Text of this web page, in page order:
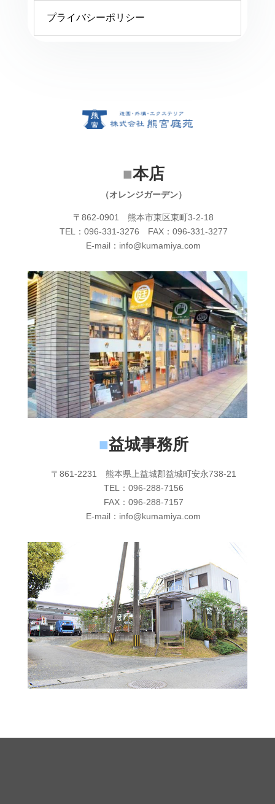
プライバシーポリシー
■本店
（オレンジガーデン）
〒862-0901 熊本市東区東町3-2-18
TEL：096-331-3276 FAX：096-331-3277
E-mail：info@kumamiya.com
■益城事務所
〒861-2231 熊本県上益城郡益城町安永738-21
TEL：096-288-7156
FAX：096-288-7157
E-mail：info@kumamiya.com